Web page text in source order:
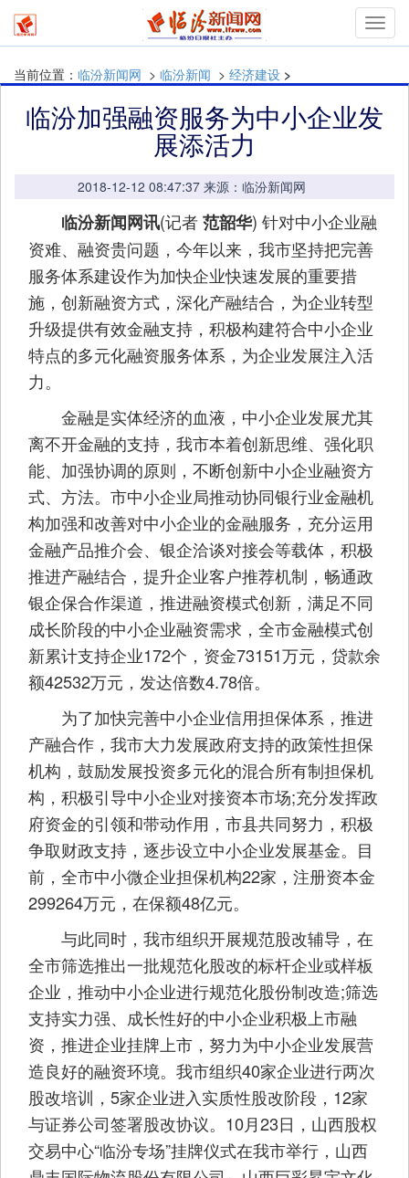
当前位置： 临汾新闻网 > 临汾新闻 > 经济建设 >
临汾加强融资服务为中小企业发
展添活力
2018-12-12 08:47:37 来源：临汾新闻网
临汾新闻网讯(记者范韶华) 针对中小企业融
资难、融资贵问题，今年以来，我市坚持把完善
服务体系建设作为加快企业快速发展的重要措
施，创新融资方式，深化产融结合，为企业转型
升级提供有效金融支持，积极构建符合中小企业
特点的多元化融资服务体系，为企业发展注入活
力。
金融是实体经济的血液，中小企业发展尤其
离不开金融的支持，我市本着创新思维、强化职
能、加强协调的原则，不断创新中小企业融资方
式、方法。市中小企业局推动协同银行业金融机
构加强和改善对中小企业的金融服务，充分运用
金融产品推介会、银企洽谈对接会等载体，积极
推进产融结合，提升企业客户推荐机制，畅通政
银企保合作渠道，推进融资模式创新，满足不同
成长阶段的中小企业融资需求，全市金融模式创
新累计支持企业172个，资金73151万元，贷款余
额42532万元，发达倍数4.78倍。
为了加快完善中小企业信用担保体系，推进
产融合作，我市大力发展政府支持的政策性担保
机构，鼓励发展投资多元化的混合所有制担保机
构，积极引导中小企业对接资本市场;充分发挥政
府资金的引领和带动作用，市县共同努力，积极
争取财政支持，逐步设立中小企业发展基金。目
前，全市中小微企业担保机构22家，注册资本金
299264万元，在保额48亿元。
与此同时，我市组织开展规范股改辅导，在
全市筛选推出一批规范化股改的标杆企业或样板
企业，推动中小企业进行规范化股份制改造;筛选
支持实力强、成长性好的中小企业积极上市融
资，推进企业挂牌上市，努力为中小企业发展营
造良好的融资环境。我市组织40家企业进行两次
股改培训，5家企业进入实质性股改阶段，12家
与证券公司签署股改协议。10月23日，山西股权
交易中心“临汾专场”挂牌仪式在我市举行，山西